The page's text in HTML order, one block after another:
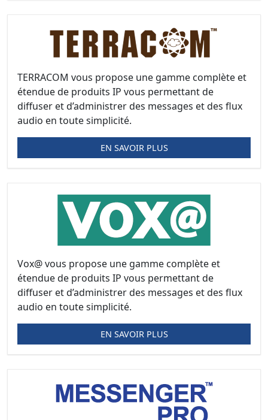
TERRACOM vous propose une gamme complète et
étendue de produits IP vous permettant de
diffuser et d’administrer des messages et des flux
audio en toute simplicité.
EN SAVOIR PLUS
Vox@ vous propose une gamme complète et
étendue de produits IP vous permettant de
diffuser et d’administrer des messages et des flux
audio en toute simplicité.
EN SAVOIR PLUS